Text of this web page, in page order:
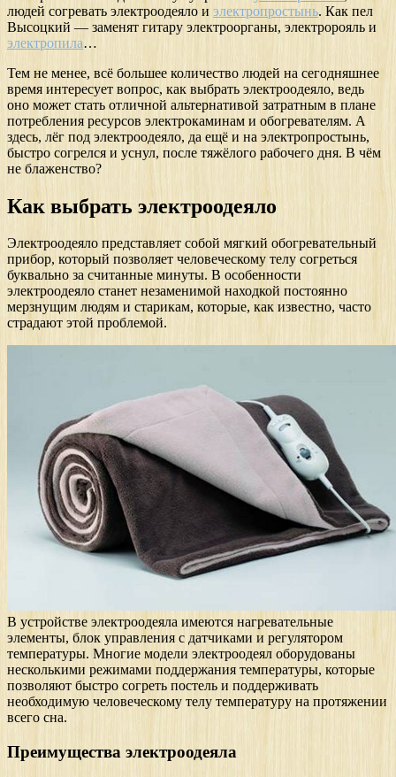
людей согревать электроодеяло и электропростынь. Как пел
Высоцкий — заменят гитару электроорганы, электророяль и
электропила…
Тем не менее, всё большее количество людей на сегодняшнее
время интересует вопрос, как выбрать электроодеяло, ведь
оно может стать отличной альтернативой затратным в плане
потребления ресурсов электрокаминам и обогревателям. А
здесь, лёг под электроодеяло, да ещё и на электропростынь,
быстро согрелся и уснул, после тяжёлого рабочего дня. В чём
не блаженство?
Как выбрать электроодеяло
Электроодеяло представляет собой мягкий обогревательный
прибор, который позволяет человеческому телу согреться
буквально за считанные минуты. В особенности
электроодеяло станет незаменимой находкой постоянно
мерзнущим людям и старикам, которые, как известно, часто
страдают этой проблемой.
В устройстве электроодеяла имеются нагревательные
элементы, блок управления с датчиками и регулятором
температуры. Многие модели электроодеял оборудованы
несколькими режимами поддержания температуры, которые
позволяют быстро согреть постель и поддерживать
необходимую человеческому телу температуру на протяжении
всего сна.
Преимущества электроодеяла